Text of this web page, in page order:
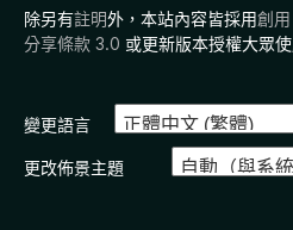
除另有註明外，本站內容皆採用創
分享條款 3.0 或更新版本授權大眾使
變更語言
更改佈景主題